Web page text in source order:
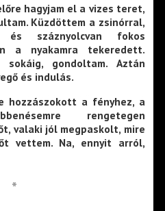
hagyjam el a vizes teret,
Küzdöttem a zsinórral,
száznyolcvan fokos
a nyakamra tekeredett.
gondoltam. Aztán
és indulás.
hozzászokott a fényhez, a
rengetegen
valaki jól megpaskolt, mire
vettem. Na, ennyit arról,
*